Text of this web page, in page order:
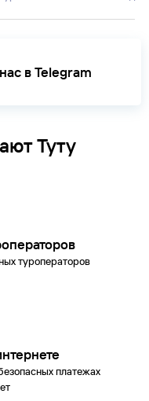
в Telegram
Туту
туроператоров
платежах